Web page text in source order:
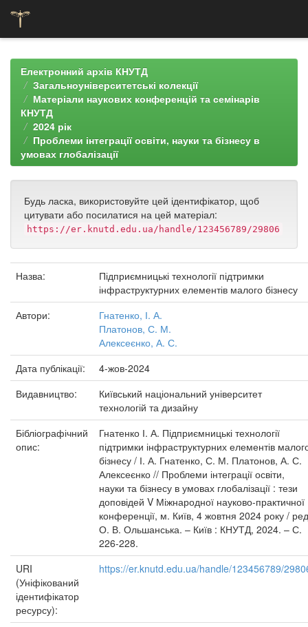
navigationЕлектронний архів КНУТД
Загальноуніверситетські колекції
Матеріали наукових конференцій та семінарів
КНУТД
2024 рік
Проблеми інтеграції освіти, науки та бізнесу в
умовах глобалізації
Будь ласка, використовуйте цей ідентифікатор, щоб
цитувати або посилатися на цей матеріал:
https://er.knutd.edu.ua/handle/123456789/29806
Назва:
Підприємницькі технології підтримки
інфраструктурних елементів малого бізнесу
Автори:
Гнатенко, І. А.
Платонов, С. М.
Алексеєнко, А. С.
Дата публікації:
4-жов-2024
Видавництво:
Київський національний університет
технологій та дизайну
Бібліографічний
опис:
Гнатенко І. А. Підприємницькі технології
підтримки інфраструктурних елементів
бізнесу / І. А. Гнатенко, С. М. Платонов, А. С.
Алексеєнко // Проблеми інтеграції освіти,
науки та бізнесу в умовах глобалізації : тези
доповідей V Міжнародної науково-практичної
конференції, м. Київ, 4 жовтня 2024 року /
О. В. Ольшанська. – Київ : КНУТД, 2024. – С.
226-228.
URI
(Уніфікований
ідентифікатор
ресурсу):
https://er.knutd.edu.ua/handle/123456789/